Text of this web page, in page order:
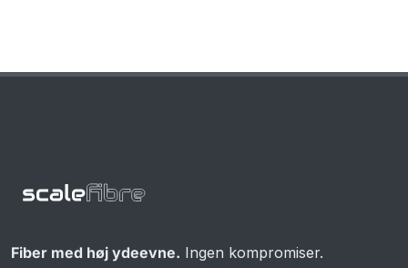
Fiber med høj ydeevne. Ingen kompromiser.